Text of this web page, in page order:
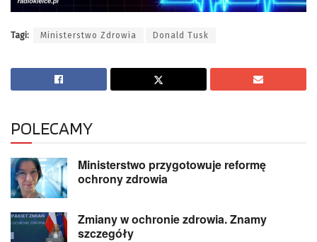
Tagi: Ministerstwo Zdrowia Donald Tusk
POLECAMY
Ministerstwo przygotowuje reformę
ochrony zdrowia
Zmiany w ochronie zdrowia. Znamy
szczegóły